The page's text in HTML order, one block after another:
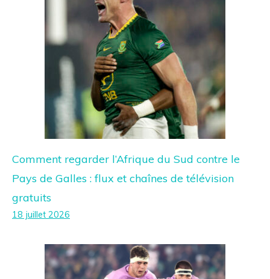
Comment regarder l’Afrique du Sud contre le
Pays de Galles : flux et chaînes de télévision
gratuits
18 juillet 2026